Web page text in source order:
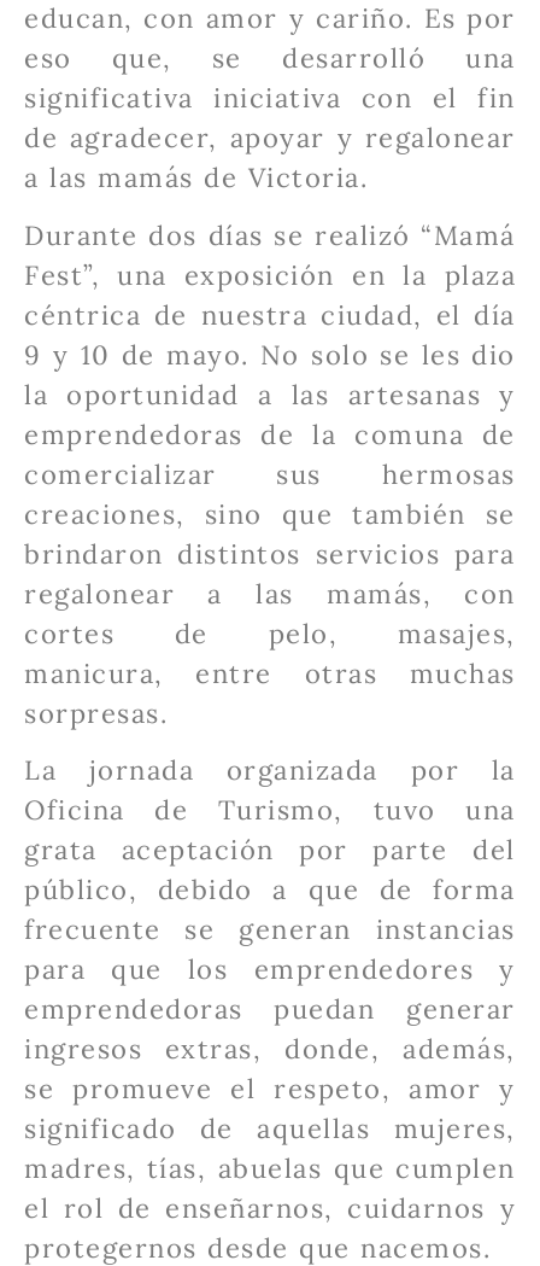
educan, con amor y cariño. Es por
eso que, se desarrolló una
significativa iniciativa con el fin
de agradecer, apoyar y regalonear
a las mamás de Victoria.
Durante dos días se realizó “Mamá
Fest”, una exposición en la plaza
céntrica de nuestra ciudad, el día
9 y 10 de mayo. No solo se les dio
la oportunidad a las artesanas y
emprendedoras de la comuna de
comercializar sus hermosas
creaciones, sino que también se
brindaron distintos servicios para
regalonear a las mamás, con
cortes de pelo, masajes,
manicura, entre otras muchas
sorpresas.
La jornada organizada por la
Oficina de Turismo, tuvo una
grata aceptación por parte del
público, debido a que de forma
frecuente se generan instancias
para que los emprendedores y
emprendedoras puedan generar
ingresos extras, donde, además,
se promueve el respeto, amor y
significado de aquellas mujeres,
madres, tías, abuelas que cumplen
el rol de enseñarnos, cuidarnos y
protegernos desde que nacemos.